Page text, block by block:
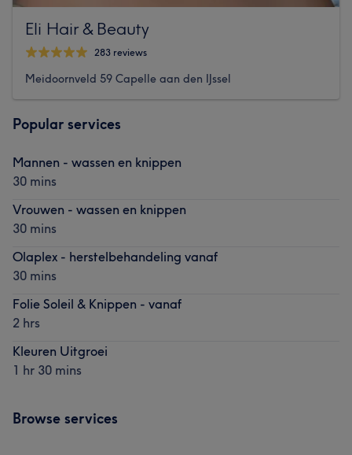
Eli Hair & Beauty
283 reviews
Meidoornveld 59 Capelle aan den IJssel
Popular services
Mannen - wassen en knippen
30 mins
Vrouwen - wassen en knippen
30 mins
Olaplex - herstelbehandeling vanaf
30 mins
Folie Soleil & Knippen - vanaf
2 hrs
Kleuren Uitgroei
1 hr 30 mins
Browse services